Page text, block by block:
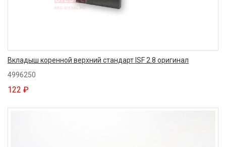
Вкладыш коренной верхний стандарт ISF 2.8 оригинал
4996250
122 ₽